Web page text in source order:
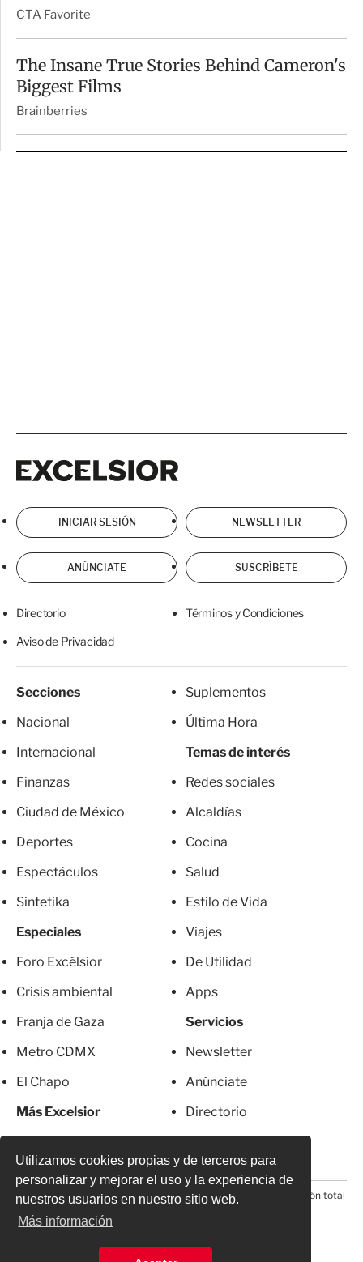
Utilizamos cookies propias y de terceros para
personalizar y mejorar el uso y la experiencia de
nuestros usuarios en nuestro sitio web.
Más información
INICIAR SESIÓN NEWSLETTER
ANÚNCIATE SUSCRÍBETE
Directorio Términos y Condiciones
Aviso de Privacidad
Secciones
Nacional
Internacional
Finanzas
Ciudad de México
Deportes
Espectáculos
Sintetika
Especiales
Foro Excélsior
Crisis ambiental
Franja de Gaza
Metro CDMX
El Chapo
Más Excelsior
Suplementos
Última Hora
Temas de interés
Redes sociales
Alcaldías
Cocina
Salud
Estilo de Vida
Viajes
De Utilidad
Apps
Servicios
Newsletter
Anúnciate
Directorio
© 2026 Todos los derechos reservados. Prohibida la reproducción total
o parcial, incluyendo cualquier medio electrónico*